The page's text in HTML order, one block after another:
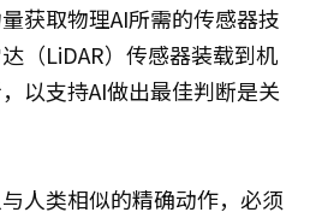
获取物理AI所需的传感器技
（LiDAR）传感器装载到机
以支持AI做出最佳判断是关
人类相似的精确动作，必须